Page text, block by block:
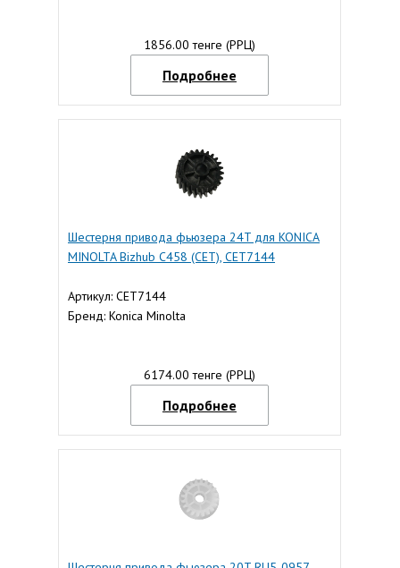
1856.00 тенге (РРЦ)
Подробнее
Шестерня привода фьюзера 24T для KONICA
MINOLTA Bizhub C458 (CET), CET7144
Артикул: CET7144
Бренд: Konica Minolta
6174.00 тенге (РРЦ)
Подробнее